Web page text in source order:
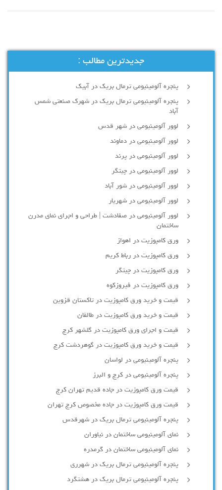
جدیدترین مطالب :
پنجره آلومینیومی ترمال بریک در آبیک
پنجره آلومینیومی ترمال بریک در شهرک صنعتی شمس
آباد
لوور آلومینیومی در شهر قدس
لوور آلومینیومی در دماوند
لوور آلومینیومی در پرند
لوور آلومینیومی در چیتگر
لوور آلومینیومی در شور آباد
لوور آلومينيومي در شهريار
لوور آلومینیومی در صفادشت | طراحی و اجرای نمای مدرن
ساختمان
ورق کامپوزیت در اهواز
ورق کامپوزیت در رباط کریم
ورق کامپوزیت در چیتگر
ورق کامپوزیت در فیروزکوه
قیمت و خرید ورق کامپوزیت در تاکستان قزوین
قیمت و خرید ورق کامپوزیت در طالقان
قیمت و اجرای ورق کامپوزیت در گلشهر کرج
قیمت و خرید ورق کامپوزیت در گوهردشت کرج
پنجره آلومینیومی در لواسان
پنجره آلومینیومی در کرج و البرز
قیمت ورق کامپوزیت در جاده قدیم تهران کرج
قیمت ورق کامپوزیت در جاده مخصوص کرج تهران
پنجره آلومینیومی ترمال بریک در شهرقدس
نمای آلومینیومی ساختمان در نیاوران
نمای آلومینیومی ساختمان در گرمدره
پنجره آلومینیومی ترمال بریک در شهرری
پنجره آلومینیومی ترمال بریک در هشتگرد